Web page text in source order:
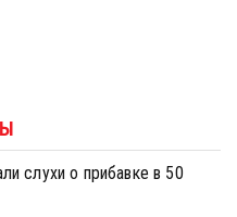
слухи о прибавке в 50